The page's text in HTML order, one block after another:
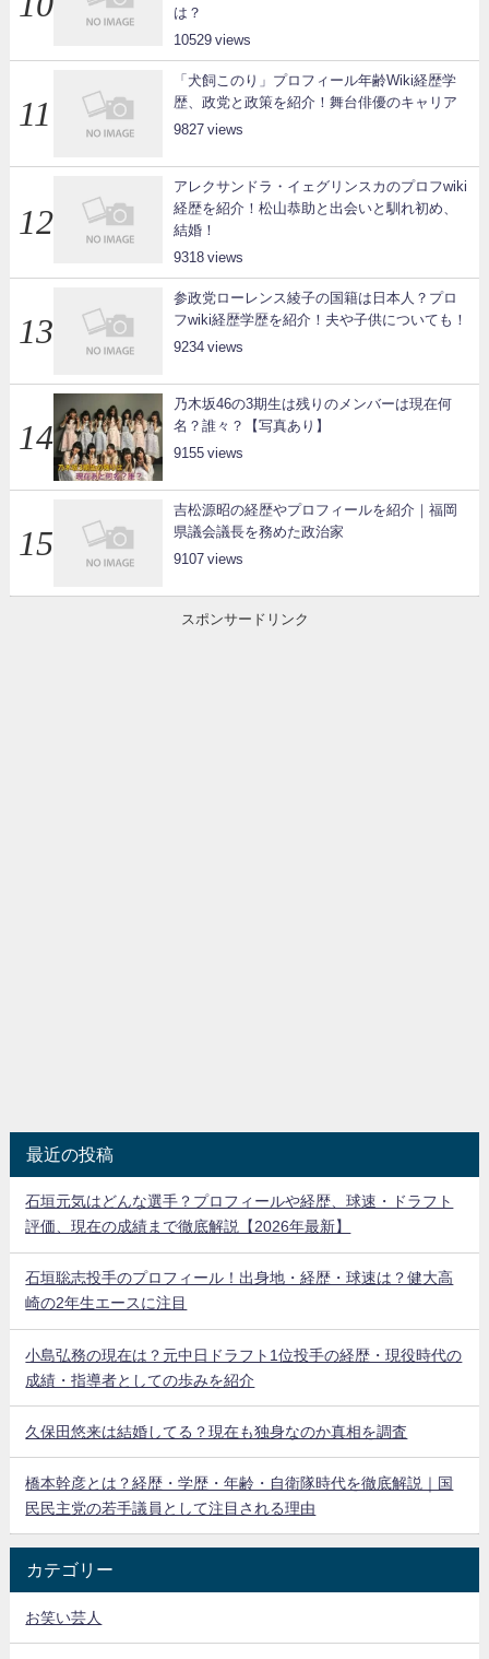
は？
10529
「犬飼このり」プロフィール年齢Wiki経歴学
歴、政党と政策を紹介！舞台俳優のキャリア
9827
アレクサンドラ・イェグリンスカのプロフwiki
経歴を紹介！松山恭助と出会いと馴れ初め、
結婚！
9318
参政党ローレンス綾子の国籍は日本人？プロ
フwiki経歴学歴を紹介！夫や子供についても！
9234
乃木坂46の3期生は残りのメンバーは現在何
名？誰々？【写真あり】
9155
吉松源昭の経歴やプロフィールを紹介｜福岡
県議会議長を務めた政治家
9107
スポンサードリンク
最近の投稿
石垣元気はどんな選手？プロフィールや経歴、球速・ドラフト
評価、現在の成績まで徹底解説【2026年最新】
石垣聡志投手のプロフィール！出身地・経歴・球速は？健大高
崎の2年生エースに注目
小島弘務の現在は？元中日ドラフト1位投手の経歴・現役時代の
成績・指導者としての歩みを紹介
久保田悠来は結婚してる？現在も独身なのか真相を調査
橋本幹彦とは？経歴・学歴・年齢・自衛隊時代を徹底解説｜国
民民主党の若手議員として注目される理由
カテゴリー
お笑い芸人